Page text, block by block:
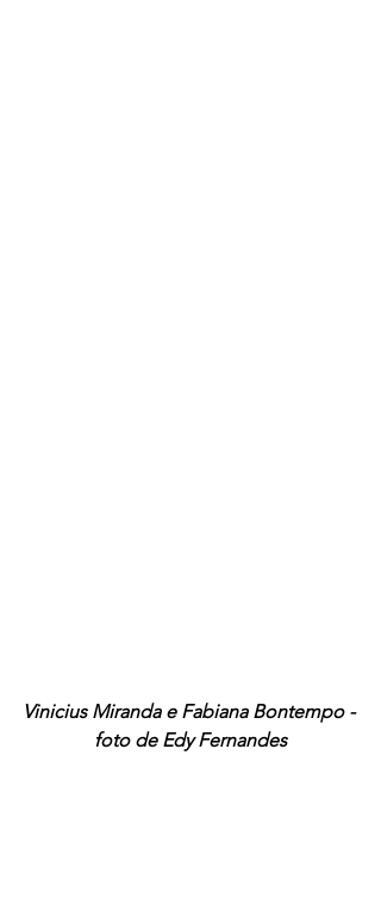
Vinicius Miranda e Fabiana Bontempo -
foto de Edy Fernandes